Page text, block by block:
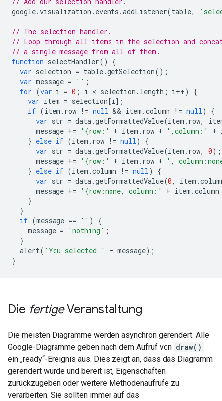
google.visualization . events .addListener(table,
// The selection handler.
// Loop through all items in the selection and
// a single message from all of them.
function selectHandler()
{
var selection = table.getSelection();
var message = '' ;
for (var i = 0 ; i < selection . length ; i++)
{
var item = selection[i];
if (item . row != null && item .column != null)
{
var str = data.getFormattedValue(item . row,
message += '{row:' + item . row + ',column:' +
} else if (item . row != null)
{
var str = data.getFormattedValue(item . row, 0);
message += '{row:' + item . row +
',
} else if (item .column != null)
{
var str = data.getFormattedValue(0, item .
message += '{row:none, column:' + item .
}
}
if (message == '' )
{
message = 'nothing' ;
}
alert( 'You selected ' + message);
}
Die fertigeVeranstaltung
Die meisten Diagramme werden asynchron gerendert. Alle
Google-Diagramme geben nach dem Aufruf von draw()
ein „ready“-Ereignis aus. Dies zeigt an, dass das Diagramm
gerendert wurde und bereit ist, Eigenschaften
zurückzugeben oder weitere Methodenaufrufe zu
verarbeiten. Sie sollten immer auf das